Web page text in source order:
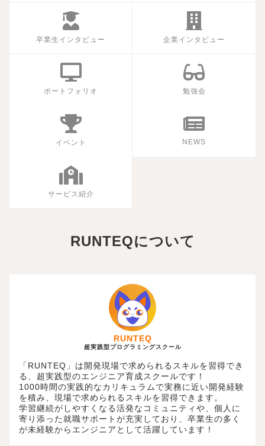
卒業生インタビュー 企業インタビュー
ポートフォリオ 勉強会
イベント NEWS
サービス紹介
RUNTEQについて
RUNTEQ
超実践型プログラミングスクール
「RUNTEQ」は開発現場で求められるスキルを習得でき
る、超実践型のエンジニア育成スクールです！
1000時間の実践的なカリキュラムで実務に近い開発経験
を積み、現場で求められるスキルを習得できます。
学習継続がしやすくなる活発なコミュニティや、個人に
寄り添った就職サポートが充実しており、卒業生の多く
が未経験からエンジニアとして活躍しています！